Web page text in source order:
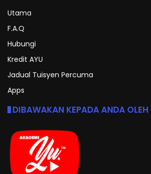
Utama
F.A.Q
Hubungi
Kredit AYU
Jadual Tuisyen Percuma
Apps
DIBAWAKAN KEPADA ANDA OLEH